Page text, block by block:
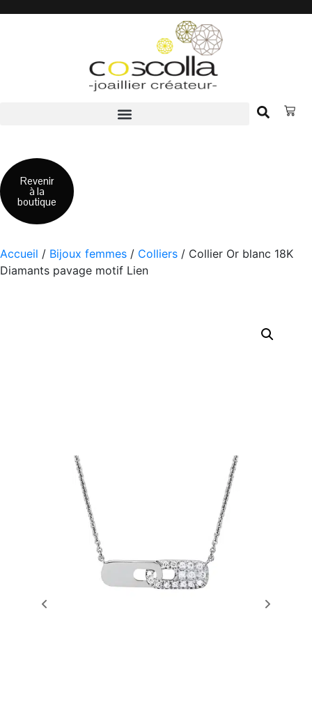
Prendre RDV
Revenir
à la
boutique
Accueil / Bijoux femmes / Colliers / Collier Or blanc 18K
Diamants pavage motif Lien